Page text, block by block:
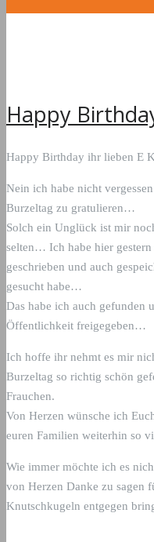
Happy
Happy Birthday ihr lieben E
Nein ich habe nicht
Burzeltag zu gratulieren…
Solch ein Unglück ist mir
selten… Ich habe hier
geschrieben und auch
gesucht habe…
Das habe ich auch gefunden
Öffentlichkeit freigegeben…
Ich hoffe ihr nehmt es mir
Burzeltag so richtig schön
Frauchen.
Von Herzen wünsche ich
euren Familien weiterhin so
Wie immer möchte ich es
von Herzen Danke zu sagen
Knutschkugeln entgegen